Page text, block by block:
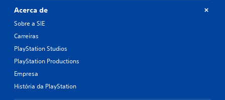
Acerca de
Sobre a SIE
Carreiras
PlayStation Studios
PlayStation Productions
Empresa
História da PlayStation